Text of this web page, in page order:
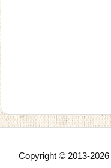
Copyright © 2013-2026